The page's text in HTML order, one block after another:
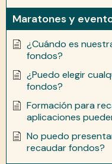
Maratones y
¿Cuándo es
fondos?
¿Puedo elegir
fondos?
Formación para
aplicaciones
No puedo
recaudar fondos?